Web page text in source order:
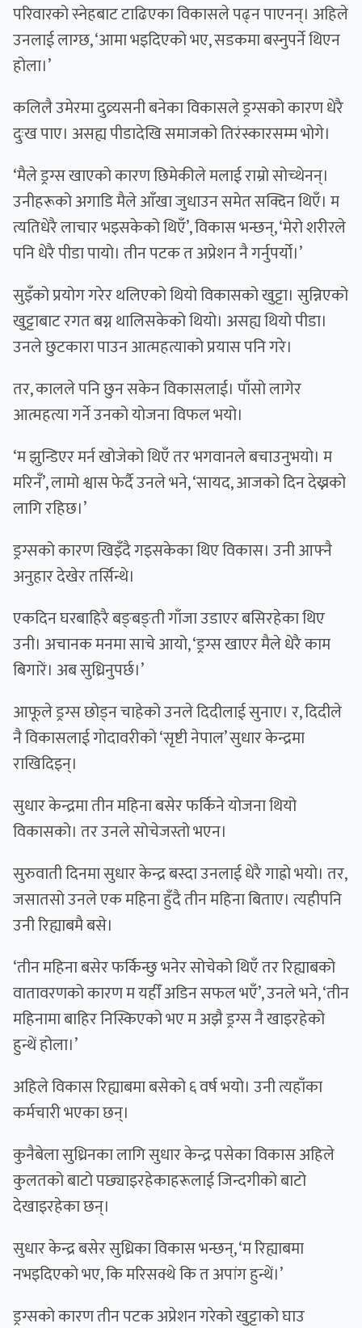
परिवारको स्नेहबाट टाढिएका विकासले पढ्न पाएनन्। अहिले
उनलाई लाग्छ, ‘आमा भइदिएको भए, सडकमा बस्नुपर्ने थिएन
होला।’
कलिलै उमेरमा दुव्र्यसनी बनेका विकासले ड्रग्सको कारण धेरै
दुःख पाए। असह्य पीडादेखि समाजको तिरंस्कारसम्म भोगे।
‘मैले ड्रग्स खाएको कारण छिमेकीले मलाई राम्रो सोच्थेनन्।
उनीहरूको अगाडि मैले आँखा जुधाउन समेत सक्दिन थिएँ। म
त्यतिधेरै लाचार भइसकेको थिएँ’, विकास भन्छन्, ‘मेरो शरीरले
पनि धेरै पीडा पायो। तीन पटक त अप्रेशन नै गर्नुपर्यो।’
सुइँको प्रयोग गरेर थलिएको थियो विकासको खुट्टा। सुन्निएको
खुट्टाबाट रगत बग्न थालिसकेको थियो। असह्य थियो पीडा।
उनले छुटकारा पाउन आत्महत्याको प्रयास पनि गरे।
तर, कालले पनि छुन सकेन विकासलाई। पाँसो लागेर
आत्महत्या गर्ने उनको योजना विफल भयो।
‘म झुन्डिएर मर्न खोजेको थिएँ तर भगवानले बचाउनुभयो। म
मरिनँ’, लामो श्वास फेर्दै उनले भने, ‘सायद, आजको दिन देख्नको
लागि रहिछ।’
ड्रग्सको कारण खिइँदै गइसकेका थिए विकास। उनी आफ्नै
अनुहार देखेर तर्सिन्थे।
एकदिन घरबाहिरै बङ्बङ्ती गाँजा उडाएर बसिरहेका थिए
उनी। अचानक मनमा साचे आयो, ‘ड्रग्स खाएर मैले धेरै काम
बिगारें। अब सुध्रिनुपर्छ।’
आफूले ड्रग्स छोड्न चाहेको उनले दिदीलाई सुनाए। र, दिदीले
नै विकासलाई गोदावरीको ‘सृष्टी नेपाल’ सुधार केन्द्रमा
राखिदिइन्।
सुधार केन्द्रमा तीन महिना बसेर फर्किने योजना थियो
विकासको। तर उनले सोचेजस्तो भएन।
सुरुवाती दिनमा सुधार केन्द्र बस्दा उनलाई धेरै गाह्रो भयो। तर,
जसातसो उनले एक महिना हुँदै तीन महिना बिताए। त्यहीपनि
उनी रिह्याबमै बसे।
‘तीन महिना बसेर फर्किन्छु भनेर सोचेको थिएँ तर रिह्याबको
वातावरणको कारण म यहीँ अडिन सफल भएँ’, उनले भने, ‘तीन
महिनामा बाहिर निस्किएको भए म अझै ड्रग्स नै खाइरहेको
हुन्थें होला।’
अहिले विकास रिह्याबमा बसेको ६ वर्ष भयो। उनी त्यहाँका
कर्मचारी भएका छन्।
कुनैबेला सुध्रिनका लागि सुधार केन्द्र पसेका विकास अहिले
कुलतको बाटो पछ्याइरहेकाहरूलाई जिन्दगीको बाटो
देखाइरहेका छन्।
सुधार केन्द्र बसेर सुध्रिका विकास भन्छन्, ‘म रिह्याबमा
नभइदिएको भए, कि मरिसक्थे कि त अपांग हुन्थें।’
ड्रग्सको कारण तीन पटक अप्रेशन गरेको खुट्टाको घाउ